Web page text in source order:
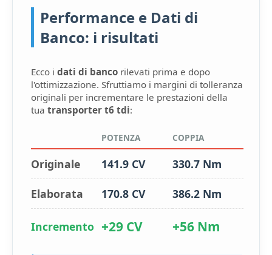
Performance e Dati di
Banco: i risultati
Ecco i dati di banco rilevati prima e dopo
l'ottimizzazione. Sfruttiamo i margini di tolleranza
originali per incrementare le prestazioni della
tua transporter t6 tdi:
POTENZA COPPIA
Originale 141.9 CV 330.7 Nm
Elaborata 170.8 CV 386.2 Nm
Incremento +29 CV +56 Nm